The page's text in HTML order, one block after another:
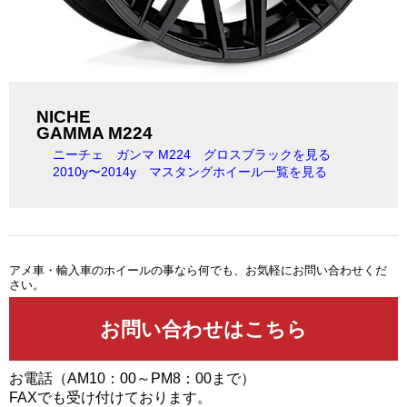
NICHE
GAMMA M224
ニーチェ ガンマ M224 グロスブラックを見る
2010y〜2014y マスタングホイール一覧を見る
アメ車・輸入車のホイールの事なら何でも、お気軽にお問い合わせくだ
さい。
お電話（AM10：00～PM8：00まで）
FAXでも受け付けております。